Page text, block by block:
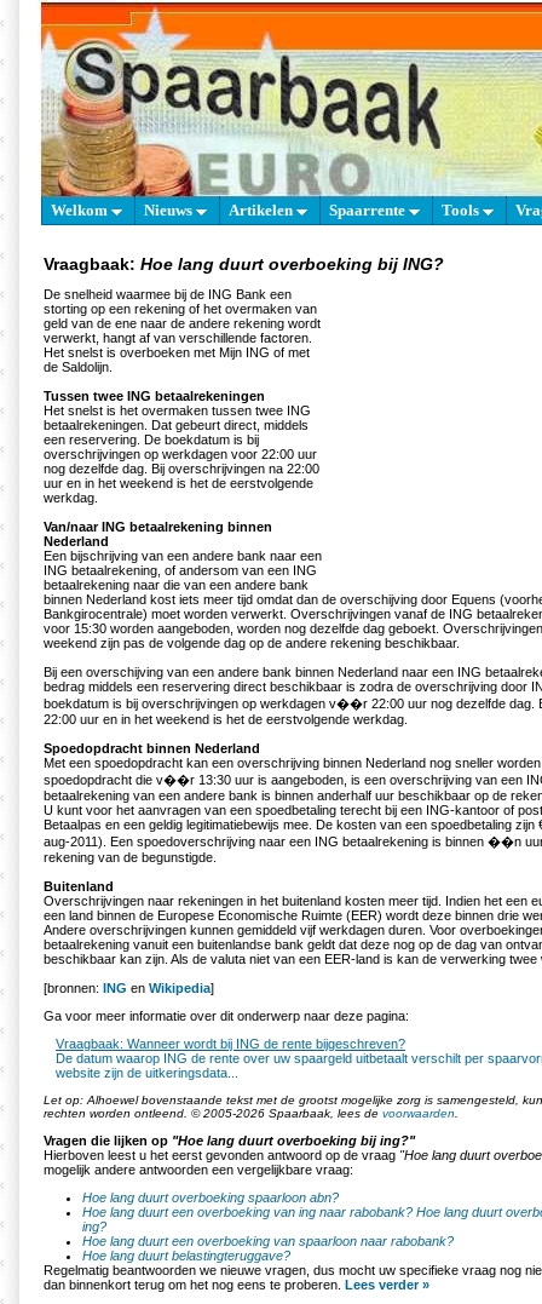
Welkom Nieuws Artikelen Spaarrente Tools
Vraagbaak: Hoe lang duurt overboeking bij ING?
De snelheid waarmee bij de ING Bank een
storting op een rekening of het overmaken van
geld van de ene naar de andere rekening wordt
verwerkt, hangt af van verschillende factoren.
Het snelst is overboeken met Mijn ING of met
de Saldolijn.
Tussen twee ING betaalrekeningen
Het snelst is het overmaken tussen twee ING
betaalrekeningen. Dat gebeurt direct, middels
een reservering. De boekdatum is bij
overschrijvingen op werkdagen voor 22:00 uur
nog dezelfde dag. Bij overschrijvingen na 22:00
uur en in het weekend is het de eerstvolgende
werkdag.
Van/naar ING betaalrekening binnen
Nederland
Een bijschrijving van een andere bank naar een
ING betaalrekening, of andersom van een ING
betaalrekening naar die van een andere bank
binnen Nederland kost iets meer tijd omdat dan de overschijving door Equens
Bankgirocentrale) moet worden verwerkt. Overschrijvingen vanaf de ING
voor 15:30 worden aangeboden, worden nog dezelfde dag geboekt.
weekend zijn pas de volgende dag op de andere rekening beschikbaar.
Bij een overschijving van een andere bank binnen Nederland naar een ING
bedrag middels een reservering direct beschikbaar is zodra de overschrijving door
boekdatum is bij overschrijvingen op werkdagen v��r 22:00 uur nog dezelfde dag.
22:00 uur en in het weekend is het de eerstvolgende werkdag.
Spoedopdracht binnen Nederland
Met een spoedopdracht kan een overschrijving binnen Nederland nog sneller
spoedopdracht die v��r 13:30 uur is aangeboden, is een overschrijving van een
betaalrekening van een andere bank is binnen anderhalf uur beschikbaar op de
U kunt voor het aanvragen van een spoedbetaling terecht bij een ING-kantoor of
Betaalpas en een geldig legitimatiebewijs mee. De kosten van een spoedbetaling zijn
aug-2011). Een spoedoverschrijving naar een ING betaalrekening is binnen ��n
rekening van de begunstigde.
Buitenland
Overschrijvingen naar rekeningen in het buitenland kosten meer tijd. Indien het een
een land binnen de Europese Economische Ruimte (EER) wordt deze binnen drie
Andere overschrijvingen kunnen gemiddeld vijf werkdagen duren. Voor
betaalrekening vanuit een buitenlandse bank geldt dat deze nog op de dag van
beschikbaar kan zijn. Als de valuta niet van een EER-land is kan de verwerking
[bronnen: ING en Wikipedia]
Ga voor meer informatie over dit onderwerp naar deze pagina:
Vraagbaak: Wanneer wordt bij ING de rente bijgeschreven?
De datum waarop ING de rente over uw spaargeld uitbetaalt verschilt per
website zijn de uitkeringsdata...
Let op: Alhoewel bovenstaande tekst met de grootst mogelijke zorg is samengesteld,
rechten worden ontleend. © 2005-2026 Spaarbaak, lees de voorwaarden
Vragen die lijken op "Hoe lang duurt overboeking bij ing?"
Hierboven leest u het eerst gevonden antwoord op de vraag "Hoe lang duurt
mogelijk andere antwoorden een vergelijkbare vraag:
Hoe lang duurt overboeking spaarloon abn?
Hoe lang duurt een overboeking van ing naar rabobank? Hoe lang duurt
ing?
Hoe lang duurt een overboeking van spaarloon naar rabobank?
Hoe lang duurt belastingteruggave?
Regelmatig beantwoorden we nieuwe vragen, dus mocht uw specifieke vraag nog
dan binnenkort terug om het nog eens te proberen. Lees verder »